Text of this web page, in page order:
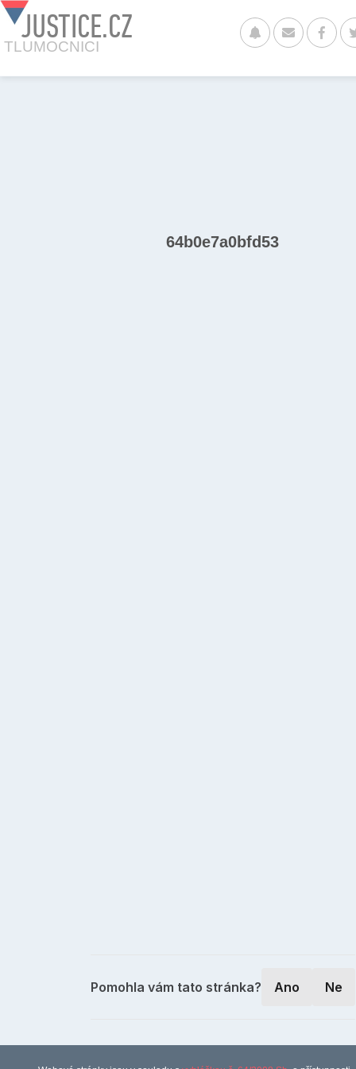
JUSTICE.CZ
TLUMOCNICI
64b0e7a0bfd53
Pomohla vám tato stránka? Ano Ne